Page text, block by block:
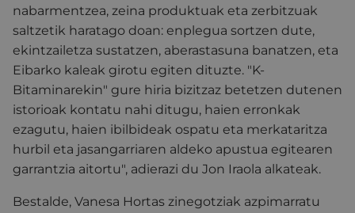
nabarmentzea, zeina produktuak eta zerbitzuak
saltzetik haratago doan: enplegua sortzen dute,
ekintzailetza sustatzen, aberastasuna banatzen, eta
Eibarko kaleak girotu egiten dituzte. "K-
Bitaminarekin" gure hiria bizitzaz betetzen dutenen
istorioak kontatu nahi ditugu, haien erronkak
ezagutu, haien ibilbideak ospatu eta merkataritza
hurbil eta jasangarriaren aldeko apustua egitearen
garrantzia aitortu", adierazi du Jon Iraola alkateak.
Bestalde, Vanesa Hortas zinegotziak azpimarratu